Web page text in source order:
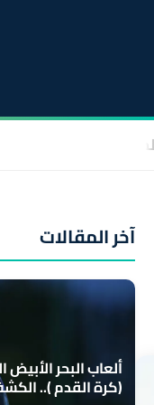
آخر المقالات
(كرة القدم )..